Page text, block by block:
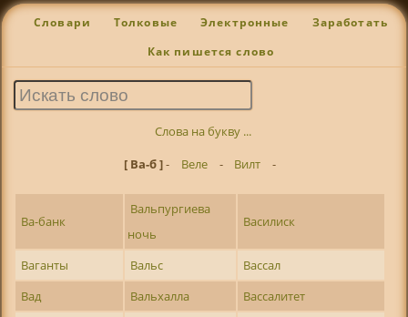
Словари Толковые Электронные Заработать
Как пишется слово
Слова на букву ...
[ Ва-б ]- Веле - Вилт -
Ва-банк
Вальпургиева
ночь
Василиск
Ваганты Вальс
Вассал
Вад
Вальхалла
Вассалитет